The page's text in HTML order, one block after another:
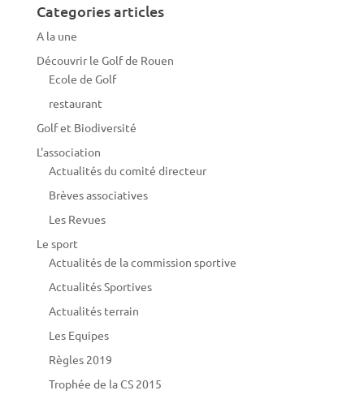
Categories articles
A la une
Découvrir le Golf de Rouen
Ecole de Golf
restaurant
Golf et Biodiversité
L'association
Actualités du comité directeur
Brèves associatives
Les Revues
Le sport
Actualités de la commission sportive
Actualités Sportives
Actualités terrain
Les Equipes
Règles 2019
Trophée de la CS 2015